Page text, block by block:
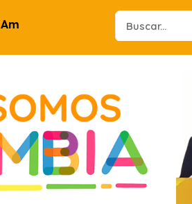
Search
...